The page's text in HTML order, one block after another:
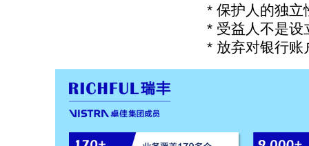
* 保护人的独立
* 受益人不是设
* 放弃对银行账